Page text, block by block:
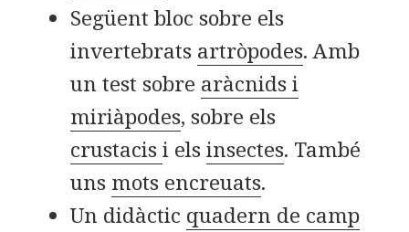
Següent bloc sobre els
invertebrats artròpodes. Amb
un test sobre aràcnids i
miriàpodes, sobre els
crustacisi elsinsectes. També
uns mots encreuats.
Un didàctic quadern de camp